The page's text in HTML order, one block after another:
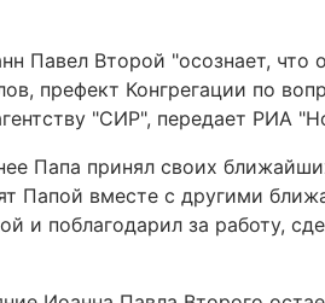
Павел Второй "осознает, что
префект Конгрегации по
"СИР", передает РИА
Папа принял своих
Папой вместе с другими
и поблагодарил за работу,